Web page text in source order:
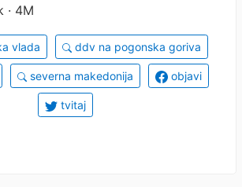
· 4M
vlada ddv na pogonska goriva
severna makedonija objavi
tvitaj